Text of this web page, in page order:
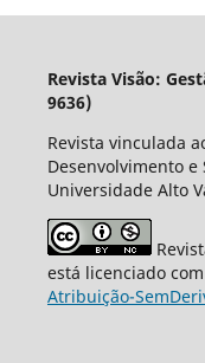
Revista Visão:
9636)
Revista vinculada
Desenvolvimento e
Universidade Alto
está licenciado
Atribuição-